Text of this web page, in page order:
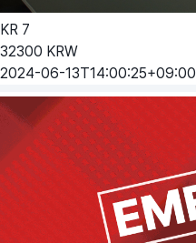
KR 7
32300 KRW
2024-06-13T14:00:25+09:00